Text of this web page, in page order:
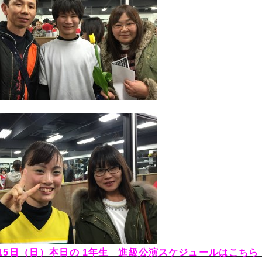
日（日）本日の 1年生 進級公演スケジュールはこちら